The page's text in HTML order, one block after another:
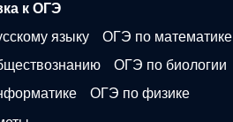
к ОГЭ
языку
ОГЭ по математике
ОГЭ по биологии
ОГЭ по физике